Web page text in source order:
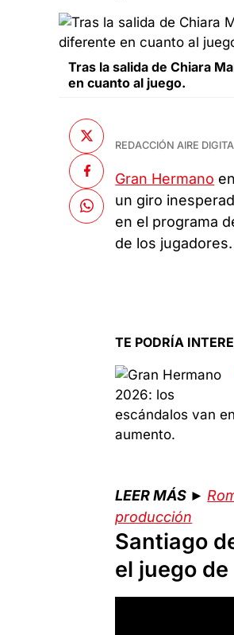
Tras la salida de Chiara
en cuanto al juego.
REDACCIÓN AIRE
Gran Hermano
un giro
en el programa
de los jugadores.
TE PODRÍA
LEER MÁS ►
producción
Santiago
el juego